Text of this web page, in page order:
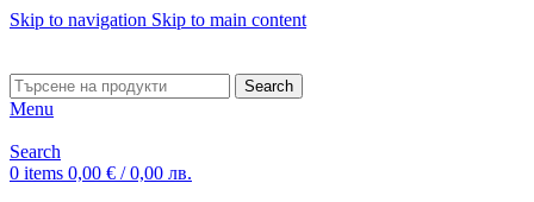
Skip to navigation Skip to main content
Search
Menu
Search
0 items 0,00 € / 0,00 лв.